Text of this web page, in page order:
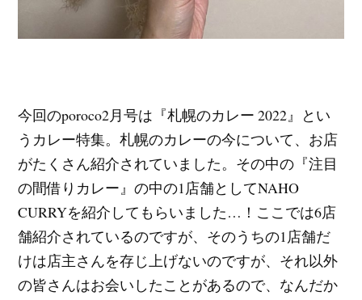
今回のporoco2月号は『札幌のカレー 2022』とい
うカレー特集。札幌のカレーの今について、お店
がたくさん紹介されていました。その中の『注目
の間借りカレー』の中の1店舗としてNAHO
CURRYを紹介してもらいました…！ここでは6店
舗紹介されているのですが、そのうちの1店舗だ
けは店主さんを存じ上げないのですが、それ以外
の皆さんはお会いしたことがあるので、なんだか